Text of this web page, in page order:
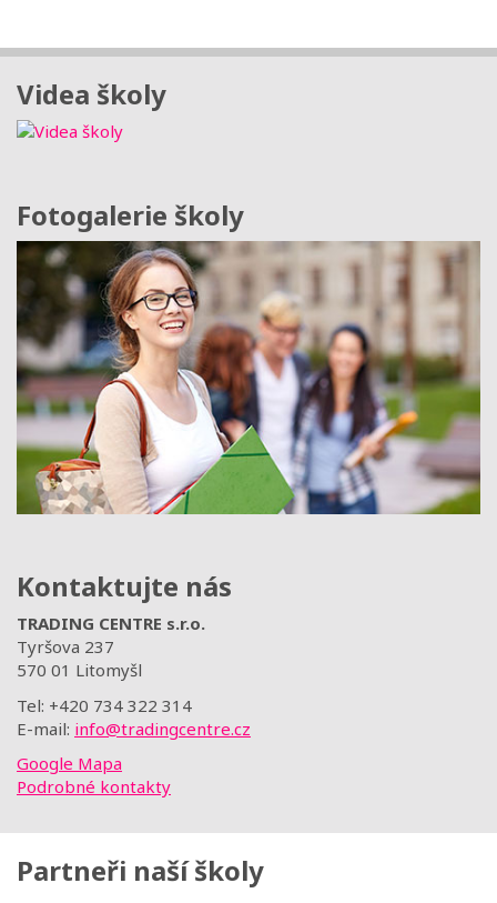
Videa školy
Fotogalerie školy
Kontaktujte nás
TRADING CENTRE s.r.o.
Tyršova 237
570 01 Litomyšl
Tel: +420 734 322 314
E-mail: info@tradingcentre.cz
Google Mapa
Podrobné kontakty
Partneři naší školy